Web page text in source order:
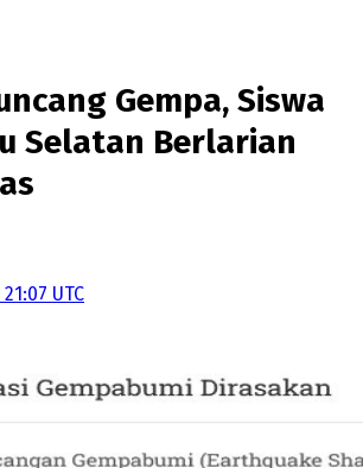
Gempa, Siswa
Selatan Berlarian
UTC